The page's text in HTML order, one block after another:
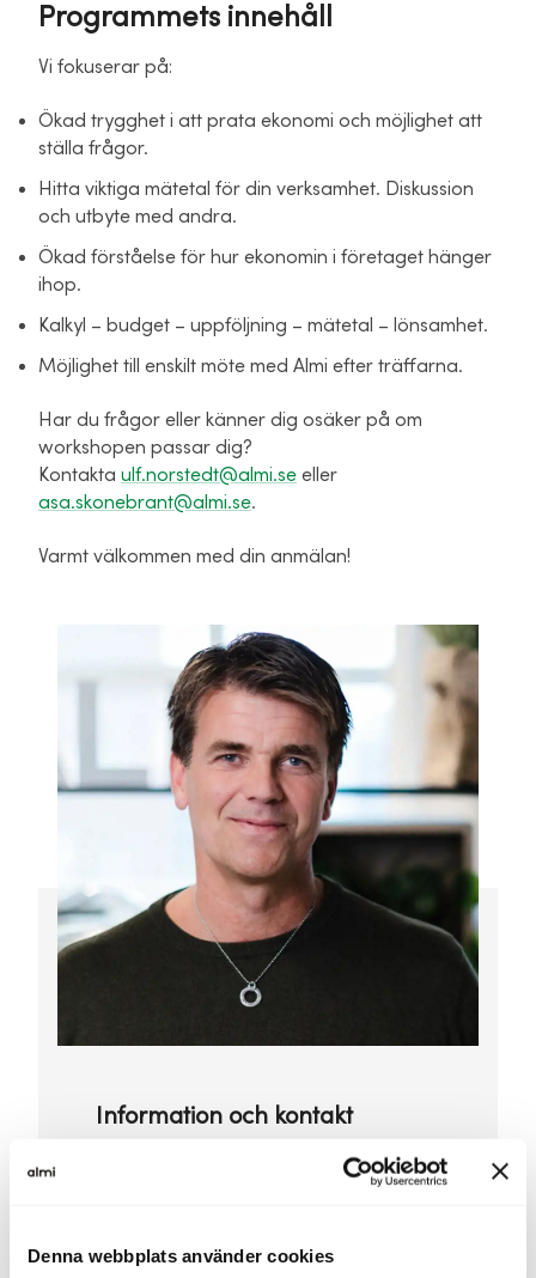
Denna webbplats använder cookies
Programmets innehåll
Vi fokuserar på:
Ökad trygghet i att prata ekonomi och möjlighet att
ställa frågor.
Hitta viktiga mätetal för din verksamhet. Diskussion
och utbyte med andra.
Ökad förståelse för hur ekonomin i företaget hänger
ihop.
Kalkyl – budget – uppföljning – mätetal – lönsamhet.
Möjlighet till enskilt möte med Almi efter träffarna.
Har du frågor eller känner dig osäker på om
workshopen passar dig?
Kontakta ulf.norstedt@almi.se eller
asa.skonebrant@almi.se.
Varmt välkommen med din anmälan!
Information och kontakt
Workshopserien är kostnadsfri och inga